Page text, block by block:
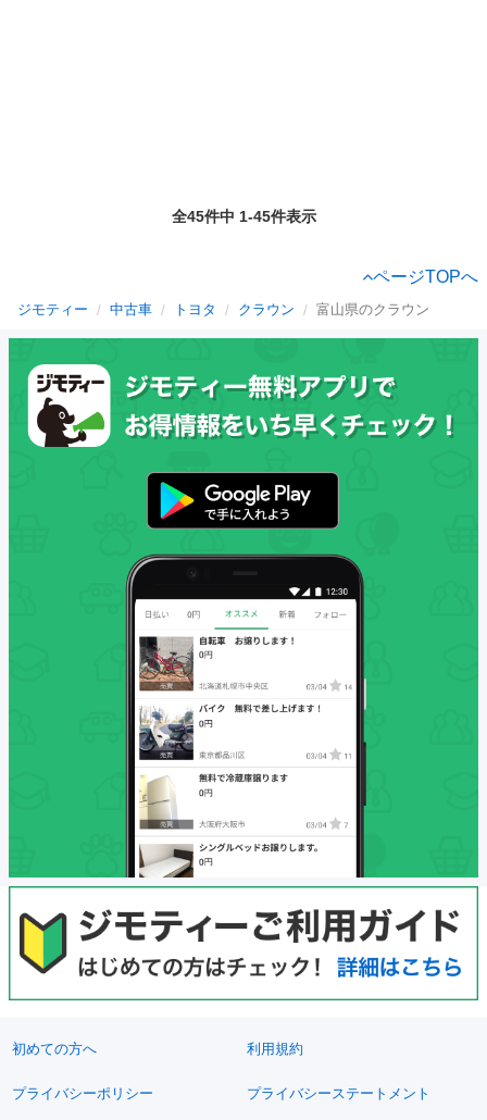
全45件中 1-45件表示
ページTOPへ
ジモティー 中古車 トヨタ クラウン 富山県のクラウン
初めての方へ 利用規約
プライバシーポリシー プライバシーステートメント